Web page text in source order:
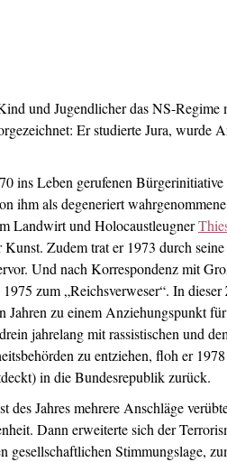
und Jugendlicher das NS-
Er studierte Jura, wurde
ins Leben gerufenen Bürgerinitiative
ihm als degeneriert
Landwirt und Holocaustleugner
Zudem trat er 1973 durch
Und nach Korrespondenz mit
zum „Reichsverweser“. In
zu einem Anziehungspunkt
jahrelang mit rassistischen und
zu entziehen, floh er
in die Bundesrepublik zurück.
des Jahres mehrere Anschläge
Dann erweiterte sich der
gesellschaftlichen Stimmungslage,